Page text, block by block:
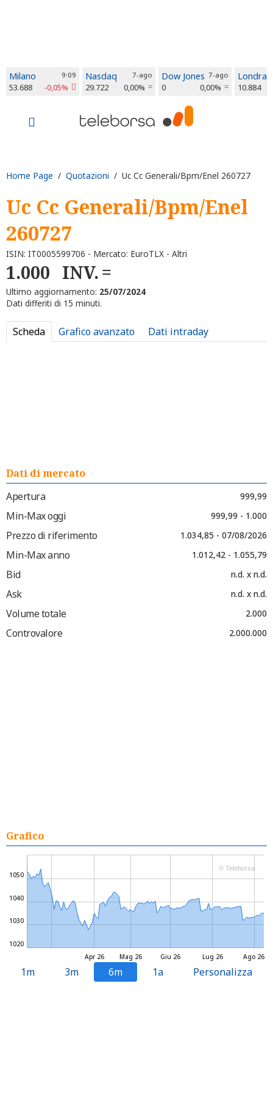
Milano 9:09
53.688 -0,05%
Nasdaq 7-ago
29.722 0,00%
Dow Jones 7-ago
0 0,00%
Londra
10.884
Home Page / Quotazioni / Uc Cc Generali/Bpm/Enel 260727
Uc Cc Generali/Bpm/Enel
260727
ISIN: IT0005599706 - Mercato: EuroTLX - Altri
1.000 INV.
Ultimo aggiornamento: 25/07/2024
Dati differiti di 15 minuti.
Scheda Grafico avanzato Dati intraday
Dati di mercato
Apertura
999,99
Min-Max oggi 999,99 - 1.000
Prezzo di riferimento 1.034,85 - 07/08/2026
Min-Max anno 1.012,42 - 1.055,79
Bid n.d. x n.d.
Ask n.d. x n.d.
Volume totale 2.000
Controvalore 2.000.000
Grafico
Mag 26 Lug 26
Apr 26 Giu 26 Ago 26
1020
1030
1040
1050
© Teleborsa
1m 3m 6m 1a Personalizza